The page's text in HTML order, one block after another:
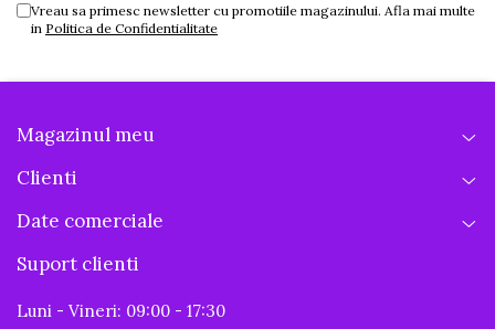
Vreau sa primesc newsletter cu promotiile magazinului. Afla mai multe
in Politica de Confidentialitate
Magazinul meu
Clienti
Date comerciale
Suport clienti
Luni - Vineri: 09:00 - 17:30